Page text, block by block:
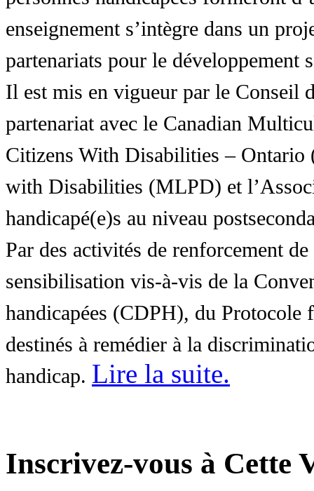
enseignement s’intègre dans un
partenariats pour le développement
Il est mis en vigueur par le Conseil
partenariat avec le Canadian
Citizens With Disabilities – Ontario
with Disabilities (MLPD) et
handicapé(e)s au niveau
Par des activités de renforcement
sensibilisation vis-à-vis de la
handicapées (CDPH), du Protocole
destinés à remédier à la
handicap. Lire la suite.
Inscrivez-vous à Cette